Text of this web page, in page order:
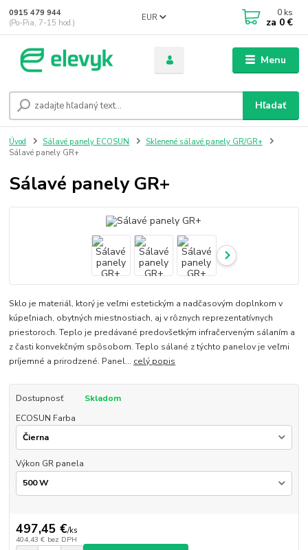
Menu
EUR
Hľadať
0915 479 944
(Po-Pia, 7-15 hod.)
0 ks
za 0 €
Úvod Sálavé panely ECOSUN
Sklenené sálavé panely GR/GR+
Sálavé panely GR+
Sálavé panely GR+
Sklo je materiál, ktorý je veľmi estetickým a nadčasovým doplnkom v
kúpeľniach, obytných miestnostiach, aj v rôznych reprezentatívnych
priestoroch. Teplo je predávané predovšetkým infračerveným sálaním a
z časti konvekčným spôsobom. Teplo sálané z týchto panelov je veľmi
príjemné a prirodzené. Panel... celý popis
Dostupnosť
Skladom
ECOSUN Farba
Výkon GR panela
497,45 €/ks
404,43 € bez DPH